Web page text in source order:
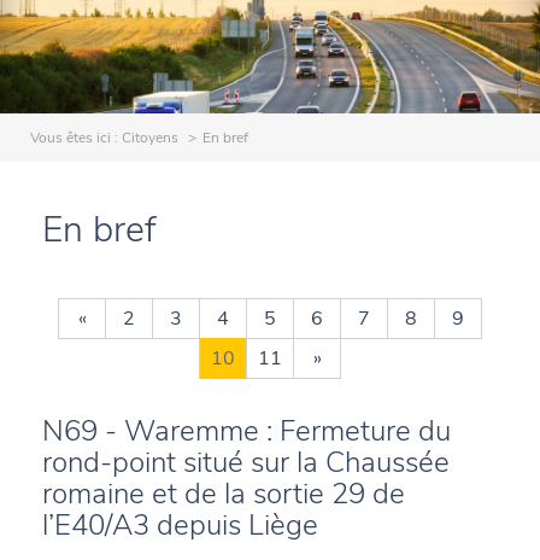
Vous êtes ici : Citoyens En bref
En bref
« 2 3 4 5 6 7 8
9
10
11 »
N69 - Waremme : Fermeture du
rond-point situé sur la Chaussée
romaine et de la sortie 29 de
l’E40/A3 depuis Liège